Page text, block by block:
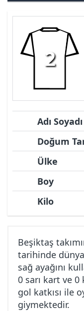
2
Adı Soyadı
Doğum
Ülke
Boy
Kilo
Beşiktaş
tarihinde
sağ ayağını
0 sarı kart ve 0
gol katkısı ile
giymektedir.